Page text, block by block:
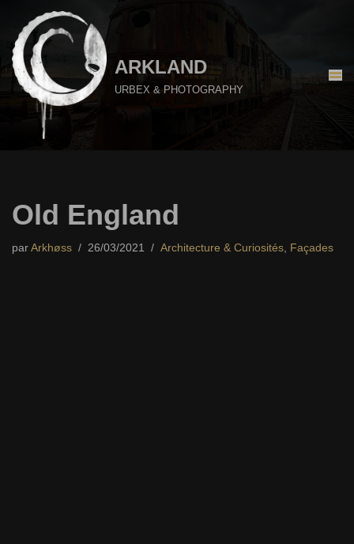
Aller
au
contenu
ARKLAND
URBEX & PHOTOGRAPHY
Old England
par Arkhøss 26/03/2021 Architecture & Curiosités, Façades